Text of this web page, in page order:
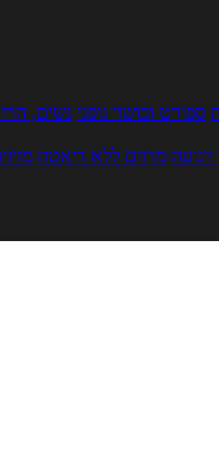
ספורט וכושר גופני נשים,
רגועה מרזים ללא דיאטה